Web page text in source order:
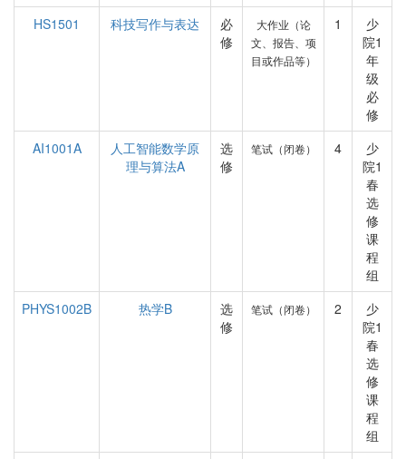
HS1501
科技写作与表达
必
修
大作业（论
文、报告、项
目或作品等）
1
少
院1
年
级
必
修
AI1001A
人工智能数学原
理与算法A
选
修
笔试（闭卷） 4
少
院1
春
选
修
课
程
组
PHYS1002B
热学B
选
修
笔试（闭卷） 2
少
院1
春
选
修
课
程
组